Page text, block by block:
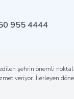
955 4444
şehrin önemli
veriyor. İlerleyen